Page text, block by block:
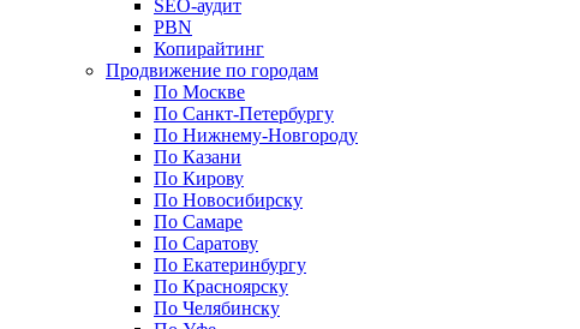
SEO-аудит
PBN
Копирайтинг
Продвижение по городам
По Москве
По Санкт-Петербургу
По Нижнему-Новгороду
По Казани
По Кирову
По Новосибирску
По Самаре
По Саратову
По Екатеринбургу
По Красноярску
По Челябинску